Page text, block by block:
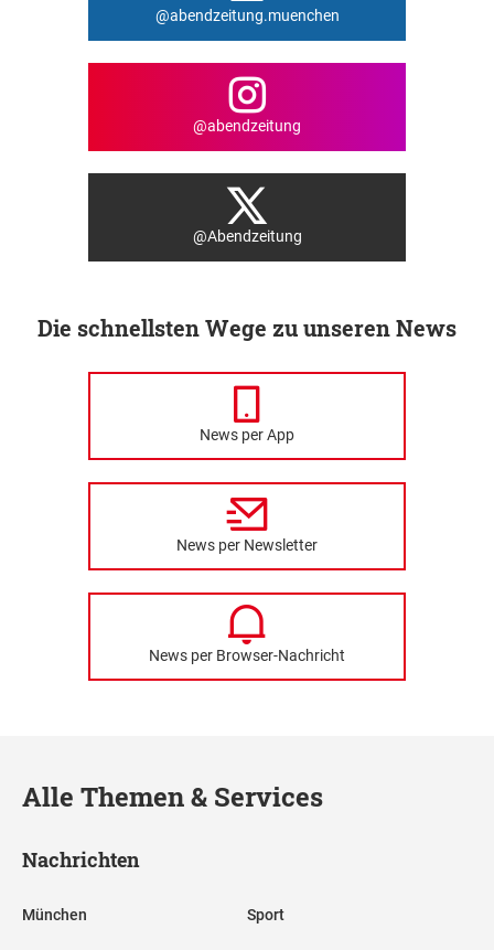
@abendzeitung.muenchen
@abendzeitung
@Abendzeitung
Die schnellsten Wege zu unseren News
News per App
News per Newsletter
News per Browser-Nachricht
Alle Themen & Services
Nachrichten
München Sport